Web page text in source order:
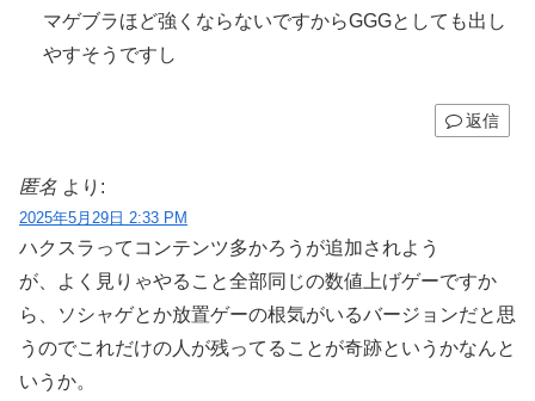
マゲブラほど強くならないですからGGGとしても出し
やすそうですし
返信
匿名 より:
2025年5月29日 2:33 PM
ハクスラってコンテンツ多かろうが追加されよう
が、よく見りゃやること全部同じの数値上げゲーですか
ら、ソシャゲとか放置ゲーの根気がいるバージョンだと思
うのでこれだけの人が残ってることが奇跡というかなんと
いうか。